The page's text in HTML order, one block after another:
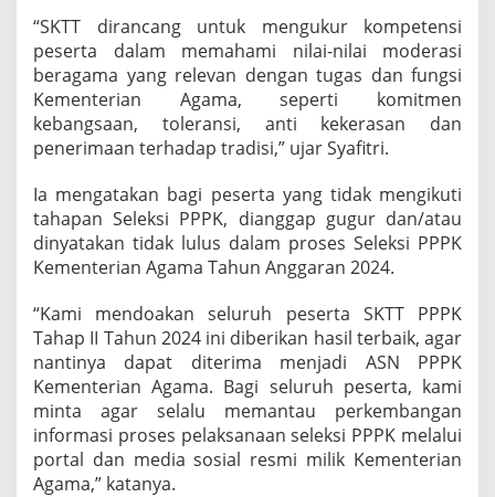
e
r
g
m
a
“SKTT dirancang untuk mengukur kompetensi
peserta dalam memahami nilai-nilai moderasi
beragama yang relevan dengan tugas dan fungsi
Kementerian Agama, seperti komitmen
kebangsaan, toleransi, anti kekerasan dan
penerimaan terhadap tradisi,” ujar Syafitri.
Ia mengatakan bagi peserta yang tidak mengikuti
tahapan Seleksi PPPK, dianggap gugur dan/atau
dinyatakan tidak lulus dalam proses Seleksi PPPK
Kementerian Agama Tahun Anggaran 2024.
“Kami mendoakan seluruh peserta SKTT PPPK
Tahap II Tahun 2024 ini diberikan hasil terbaik, agar
nantinya dapat diterima menjadi ASN PPPK
Kementerian Agama. Bagi seluruh peserta, kami
minta agar selalu memantau perkembangan
informasi proses pelaksanaan seleksi PPPK melalui
portal dan media sosial resmi milik Kementerian
Agama,” katanya.